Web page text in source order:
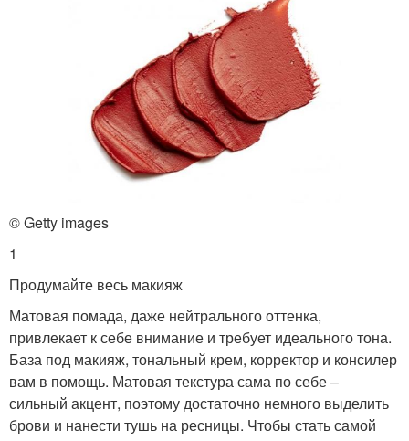
© Getty images
1
Продумайте весь макияж
Матовая помада, даже нейтрального оттенка,
привлекает к себе внимание и требует идеального тона.
База под макияж, тональный крем, корректор и консилер
вам в помощь. Матовая текстура сама по себе –
сильный акцент, поэтому достаточно немного выделить
брови и нанести тушь на ресницы. Чтобы стать самой